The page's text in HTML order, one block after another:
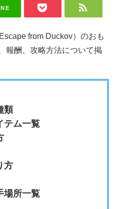
from Duckov）のおも
報酬、攻略方法について掲
類
テム一覧
方
場所一覧